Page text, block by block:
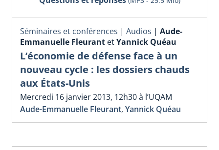
Séminaires et conférences | Audios | Aude-
Emmanuelle Fleurant etYannick Quéau
L’économie de défense face à un
nouveau cycle : les dossiers chauds
aux États-Unis
Mercredi 16 janvier 2013, 12h30 à l’UQAM
Aude-Emmanuelle Fleurant, Yannick Quéau